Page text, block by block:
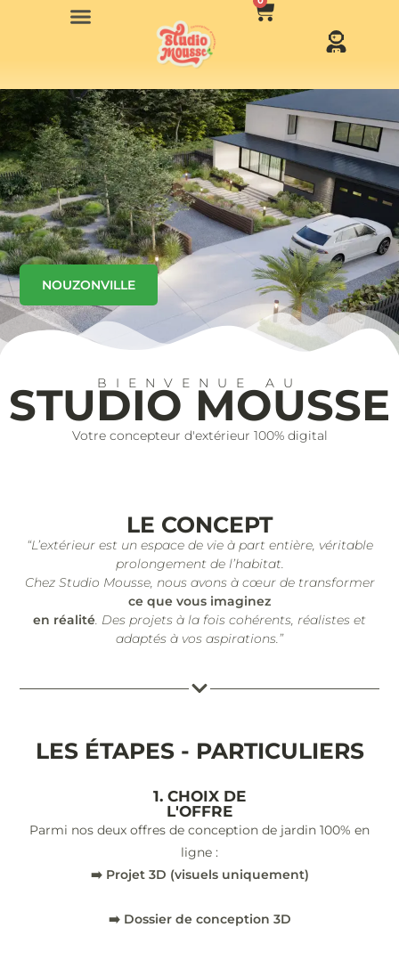
NOUZONVILLE
BIENVENUE AU
STUDIO MOUSSE
Votre concepteur d'extérieur 100% digital
LE CONCEPT
“L’extérieur est un espace de vie à part entière, véritable
prolongement de l’habitat.
Chez Studio Mousse, nous avons à cœur de transformer
ce que vous imaginez
en réalité. Des projets à la fois cohérents, réalistes et
adaptés à vos aspirations.”
LES ÉTAPES - PARTICULIERS
1. CHOIX DE
L'OFFRE
Parmi nos deux offres de conception de jardin 100% en
ligne :
➡️ Projet 3D (visuels uniquement)
➡️ Dossier de conception 3D